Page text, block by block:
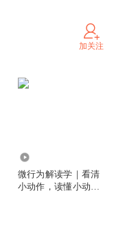
加关注
微行为解读学｜看清
小动作，读懂小动作